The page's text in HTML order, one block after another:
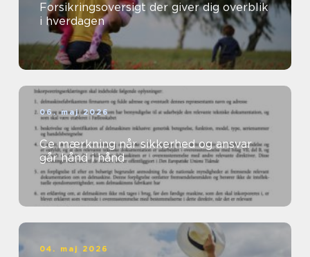
Forsikringsoversigt der giver dig overblik
i hverdagen
06. maj 2026
Ce mærkning når sikkerhed og ansvar
går hånd i hånd
04. maj 2026